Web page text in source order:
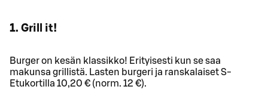
1. Grill it!
Burger on kesän klassikko! Erityisesti kun se saa
makunsa grillistä. Lasten burgeri ja ranskalaiset S-
Etukortilla 10,20 € (norm. 12 €).